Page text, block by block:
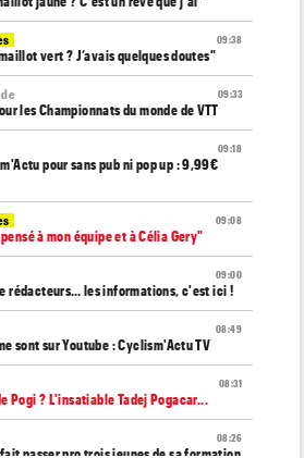
09:38
vert ? J’avais quelques doutes"
09:33
les Championnats du monde de VTT
09:18
pour sans pub ni pop up : 9,99€
09:08
à mon équipe et à Célia Gery"
09:00
rédacteurs… les informations, c'est ici !
08:49
sont sur Youtube : Cyclism'Actu TV
08:31
Pogi ? L'insatiable Tadej Pogacar...
08:26
passer pro trois jeunes de sa formation